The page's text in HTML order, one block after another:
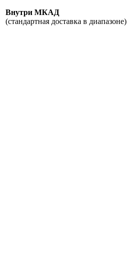
Внутри МКАД
(стандартная доставка в диапазоне)